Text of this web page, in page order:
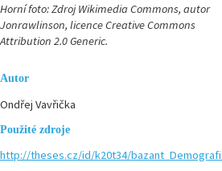
Horní foto: Zdroj Wikimedia Commons, autor
Jonrawlinson, licence Creative Commons
Attribution 2.0 Generic.
Autor
Ondřej Vavřička
Použité zdroje
http://theses.cz/id/k20t34/